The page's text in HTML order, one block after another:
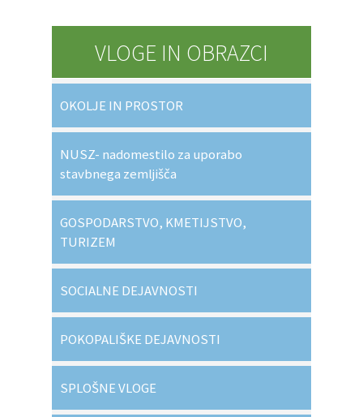
VLOGE IN OBRAZCI
OKOLJE IN PROSTOR
NUSZ- nadomestilo za uporabo
stavbnega zemljišča
GOSPODARSTVO, KMETIJSTVO,
TURIZEM
SOCIALNE DEJAVNOSTI
POKOPALIŠKE DEJAVNOSTI
SPLOŠNE VLOGE